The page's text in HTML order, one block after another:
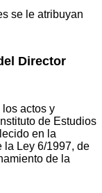
se le atribuyan
Director
actos y
de Estudios
en la
la Ley 6/1997, de
de la